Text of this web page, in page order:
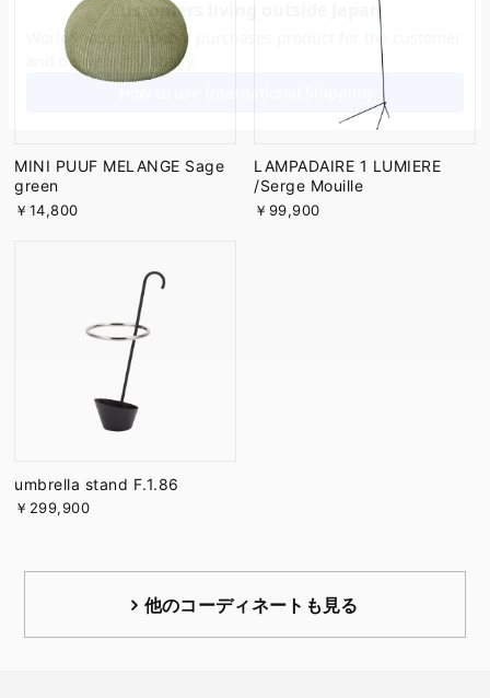
MINI PUUF MELANGE Sage
green
￥14,800
LAMPADAIRE 1 LUMIERE
/Serge Mouille
￥99,900
umbrella stand F.1.86
￥299,900
他のコーディネートも見る